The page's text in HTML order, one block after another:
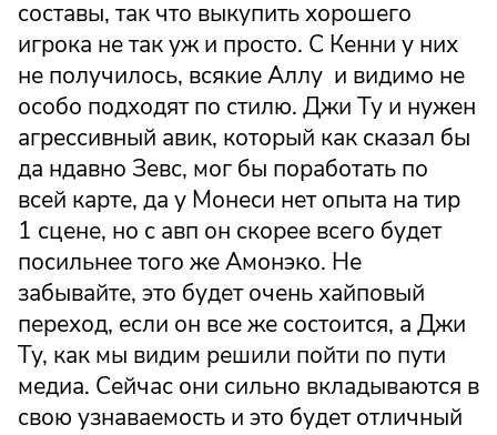
составы, так что выкупить хорошего
игрока не так уж и просто. С Кенни у них
не получилось, всякие Аллу и видимо не
особо подходят по стилю. Джи Ту и нужен
агрессивный авик, который как сказал бы
да ндавно Зевс, мог бы поработать по
всей карте, да у Монеси нет опыта на тир
1 сцене, но с авп он скорее всего будет
посильнее того же Амонэко. Не
забывайте, это будет очень хайповый
переход, если он все же состоится, а Джи
Ту, как мы видим решили пойти по пути
медиа. Сейчас они сильно вкладываются в
свою узнаваемость и это будет отличный